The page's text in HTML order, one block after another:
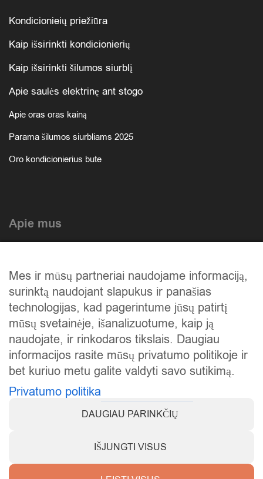
Kondicionieių priežiūra
Kaip išsirinkti kondicionierių
Kaip išsirinkti šilumos siurblį
Apie saulės elektrinę ant stogo
Apie oras oras kainą
Parama šilumos siurbliams 2025
Oro kondicionierius bute
Apie mus
Mūsų istorija
Privatumo politika
Slapukų politika
Atsiskaitymas
Prekių grąžinimas
Mes ir mūsų partneriai naudojame informaciją,
surinktą naudojant slapukus ir panašias
technologijas, kad pagerintume jūsų patirtį
mūsų svetainėje, išanalizuotume, kaip ją
naudojate, ir rinkodaros tikslais. Daugiau
informacijos rasite mūsų privatumo politikoje ir
bet kuriuo metu galite valdyti savo sutikimą.
Privatumo politika
DAUGIAU PARINKČIŲ
IŠJUNGTI VISUS